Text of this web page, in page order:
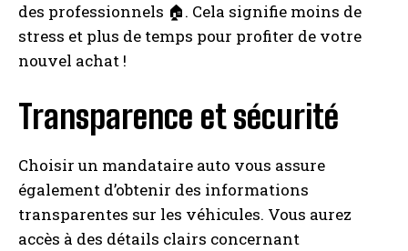
des professionnels 🏠. Cela signifie moins de
stress et plus de temps pour profiter de votre
nouvel achat !
Transparence et sécurité
Choisir un mandataire auto vous assure
également d’obtenir des informations
transparentes sur les véhicules. Vous aurez
accès à des détails clairs concernant